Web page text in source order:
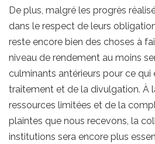
De plus, malgré les progrès
dans le respect de leurs
reste encore bien des choses à
niveau de rendement au moins
culminants antérieurs pour ce qui
traitement et de la divulgation. À
ressources limitées et de la
plaintes que nous recevons, la
institutions sera encore plus